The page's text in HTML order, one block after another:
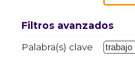
Filtros avanzados
Palabra(s) clave